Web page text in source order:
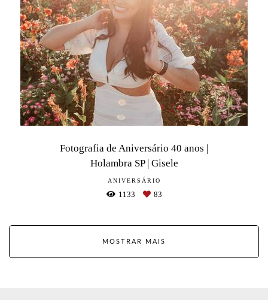
Fotografia de Aniversário 40 anos |
Holambra SP | Gisele
ANIVERSÁRIO
1133 83
MOSTRAR MAIS